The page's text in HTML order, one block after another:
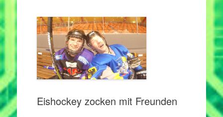
Eishockey zocken mit Freunden